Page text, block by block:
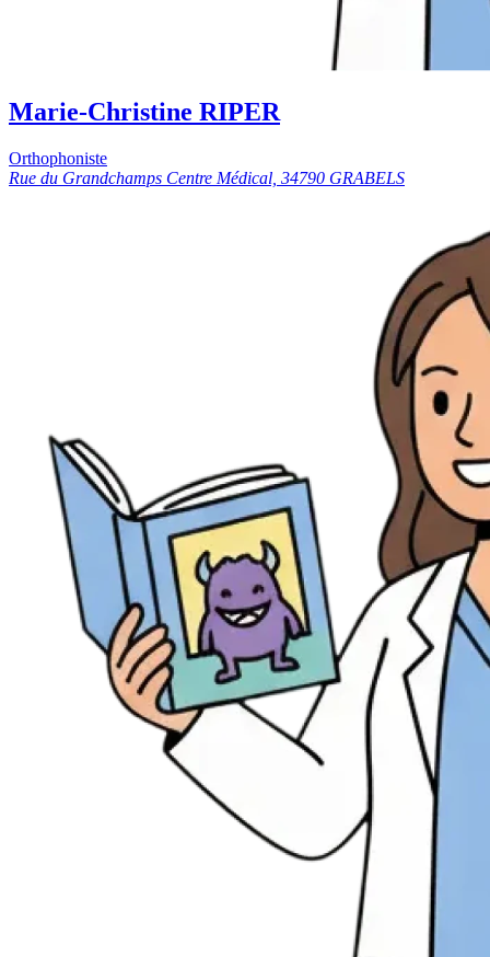
Marie-Christine RIPER
Orthophoniste
Rue du Grandchamps Centre Médical, 34790 GRABELS